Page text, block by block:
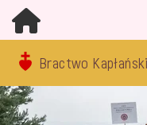
Bractwo